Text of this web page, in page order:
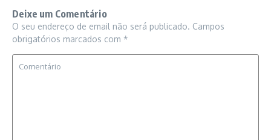
Deixe um Comentário
O seu endereço de email não será publicado. Campos
obrigatórios marcados com *